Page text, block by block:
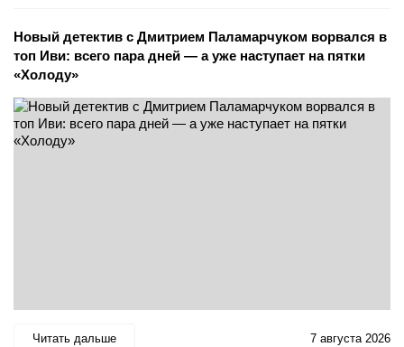
Новый детектив с Дмитрием Паламарчуком ворвался в
топ Иви: всего пара дней — а уже наступает на пятки
«Холоду»
Читать дальше 7 августа 2026